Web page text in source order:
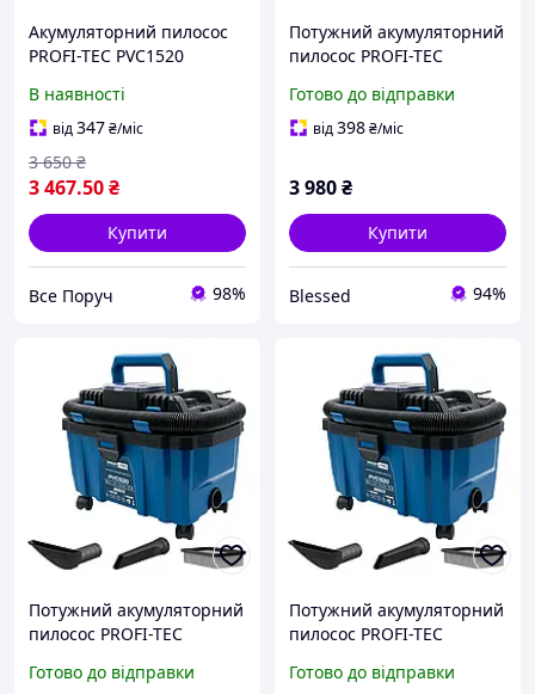
Акумуляторний пилосос
PROFI-TEC PVC1520
акумулятора та зарядного
пристрою)
В наявності
від347₴/міс
3 467.50₴
3 650 ₴
Купити
Все Поруч 98%
Потужний акумуляторний
пилосос PROFI-TEC
АКБ, вологе / сухе, бак 10л
(006284)
Готово до відправки
від398₴/міс
3 980₴
Купити
Blessed 94%
Потужний акумуляторний
пилосос PROFI-TEC
АКБ, вологе / сухе, бак 10л
Готово до відправки
Потужний акумуляторний
пилосос PROFI-TEC
АКБ, вологе / сухе, бак 10л
Готово до відправки